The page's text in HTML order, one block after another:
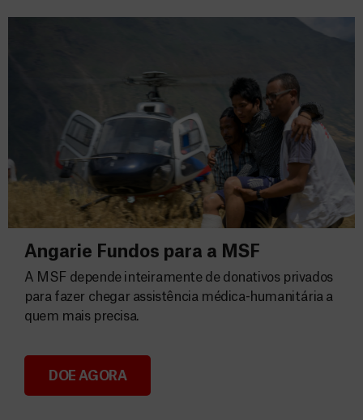
Angarie Fundos para a MSF
Angarie Fundos para a MSF
A MSF depende inteiramente de donativos privados
para fazer chegar assistência médica-humanitária a
quem mais precisa.
DOE AGORA